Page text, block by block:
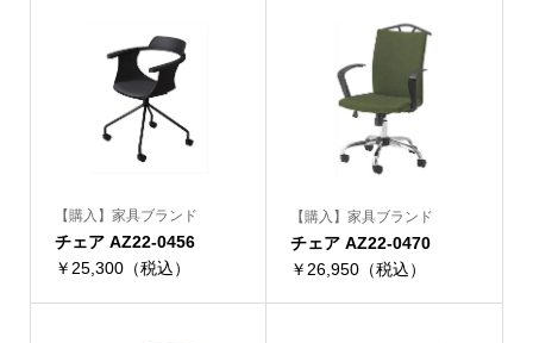
【購入】家具ブランド
チェア AZ22-0456
￥25,300（税込）
【購入】家具ブランド
チェア AZ22-0470
￥26,950（税込）